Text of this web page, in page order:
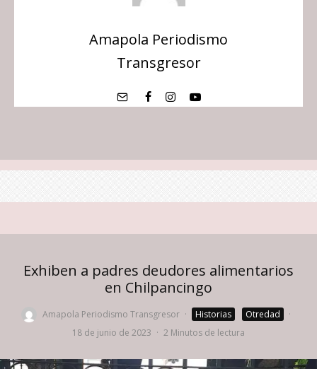
Amapola Periodismo
Transgresor
Exhiben a padres deudores alimentarios
en Chilpancingo
Amapola Periodismo Transgresor · Historias Otredad
·
18 de junio de 2023 · 2 Minutos de lectura